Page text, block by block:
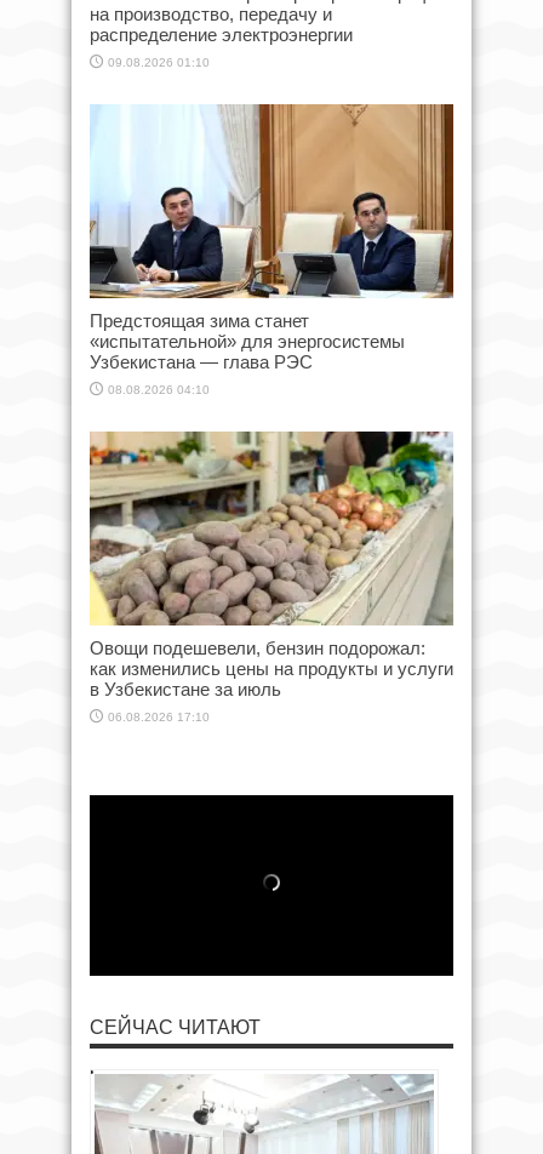
на производство, передачу и
распределение электроэнергии
09.08.2026 01:10
Предстоящая зима станет
«испытательной» для энергосистемы
Узбекистана — глава РЭС
08.08.2026 04:10
Овощи подешевели, бензин подорожал:
как изменились цены на продукты и услуги
в Узбекистане за июль
06.08.2026 17:10
СЕЙЧАС ЧИТАЮТ